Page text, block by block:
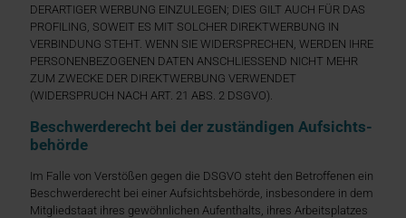
DERARTIGER WERBUNG EINZULEGEN; DIES GILT AUCH FÜR DAS
PROFILING, SOWEIT ES MIT SOLCHER DIREKTWERBUNG IN
VERBINDUNG STEHT. WENN SIE WIDERSPRECHEN, WERDEN IHRE
PERSONENBEZOGENEN DATEN ANSCHLIESSEND NICHT MEHR
ZUM ZWECKE DER DIREKTWERBUNG VERWENDET
(WIDERSPRUCH NACH ART. 21 ABS. 2 DSGVO).
Beschwerde­recht bei der zuständigen Aufsichts­
behörde
Im Falle von Verstößen gegen die DSGVO steht den Betroffenen ein
Beschwerderecht bei einer Aufsichtsbehörde, insbesondere in dem
Mitgliedstaat ihres gewöhnlichen Aufenthalts, ihres Arbeitsplatzes